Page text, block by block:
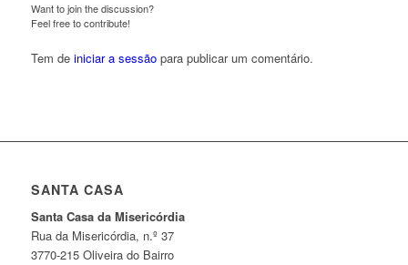
Want to join the discussion?
Feel free to contribute!
Tem de iniciar a sessãopara publicar um comentário.
SANTA CASA
Santa Casa da Misericórdia
Rua da Misericórdia, n.º 37
3770-215 Oliveira do Bairro